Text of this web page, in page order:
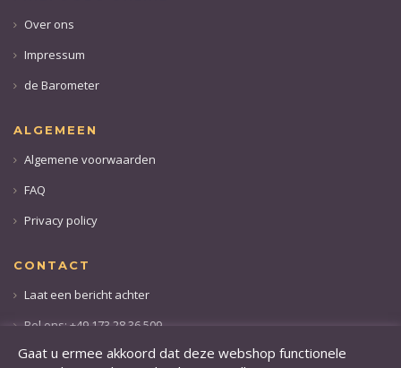
Over ons
Impressum
de Barometer
ALGEMEEN
Algemene voorwaarden
FAQ
Privacy policy
CONTACT
Laat een bericht achter
Bel ons: +49 173 28 36 509
Gaat u ermee akkoord dat deze webshop functionele